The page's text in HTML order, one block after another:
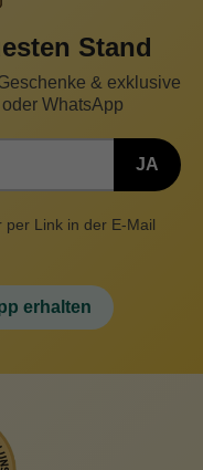
Stand
& exklusive
WhatsApp
JA
per Link in der E-Mail
erhalten